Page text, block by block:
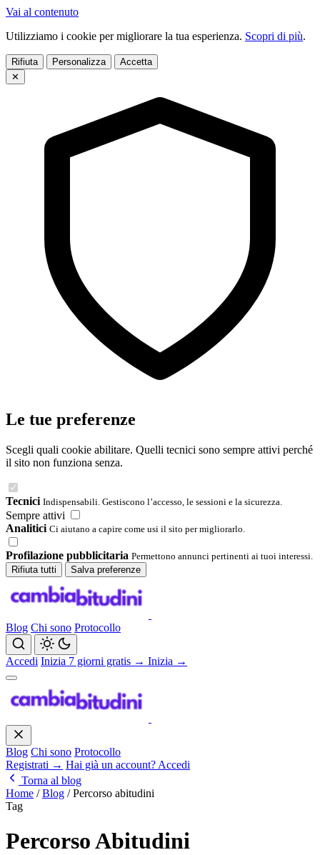
Vai al contenuto
Utilizziamo i cookie per migliorare la tua esperienza. Scopri di più.
Rifiuta Personalizza
Accetta
✕
Le tue preferenze
Scegli quali cookie abilitare. Quelli tecnici sono sempre attivi perché
il sito non funziona senza.
Tecnici Indispensabili. Gestiscono l’accesso, le sessioni e la sicurezza.
Sempre attivi
Analitici Ci aiutano a capire come usi il sito per migliorarlo.
Profilazione pubblicitaria Permettono annunci pertinenti ai tuoi interessi.
Rifiuta tutti
Salva preferenze
Blog Chi sono Protocollo
Accedi Inizia 7 giorni gratis → Inizia →
Blog Chi sono Protocollo
Registrati → Hai già un account? Accedi
Torna al blog
Home / Blog / Percorso abitudini
Tag
Percorso Abitudini